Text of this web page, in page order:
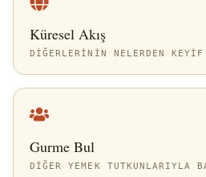
Küresel Akış
DIĞERLERININ NELERDEN
Gurme Bul
DIĞER YEMEK TUTKUNLARIYLA